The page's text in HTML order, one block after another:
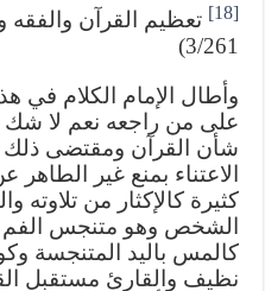
[18]
تعظيم القرآن
3/261)
وأطال الإمام الكلام في
على من راجعه نعم لا شك
شأن القرآن ومقتضى ذلك
الاعتناء بمنع غير
كثيرة كالإكثار من تلاوته
الشخص وهو متنجس الفم
كالمس باليد المتنجسة
نظيف والقارئ مستقبل